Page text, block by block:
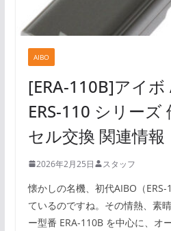
AIBO
[ERA-110B]アイボ
ERS-110 シリーズ
セル交換 関連情報
2026年2月25日 スタッフ
懐かしの名機、初代AIBO（
ているのですね。その情熱、素
ー型番 ERA-110B を中心に、オ